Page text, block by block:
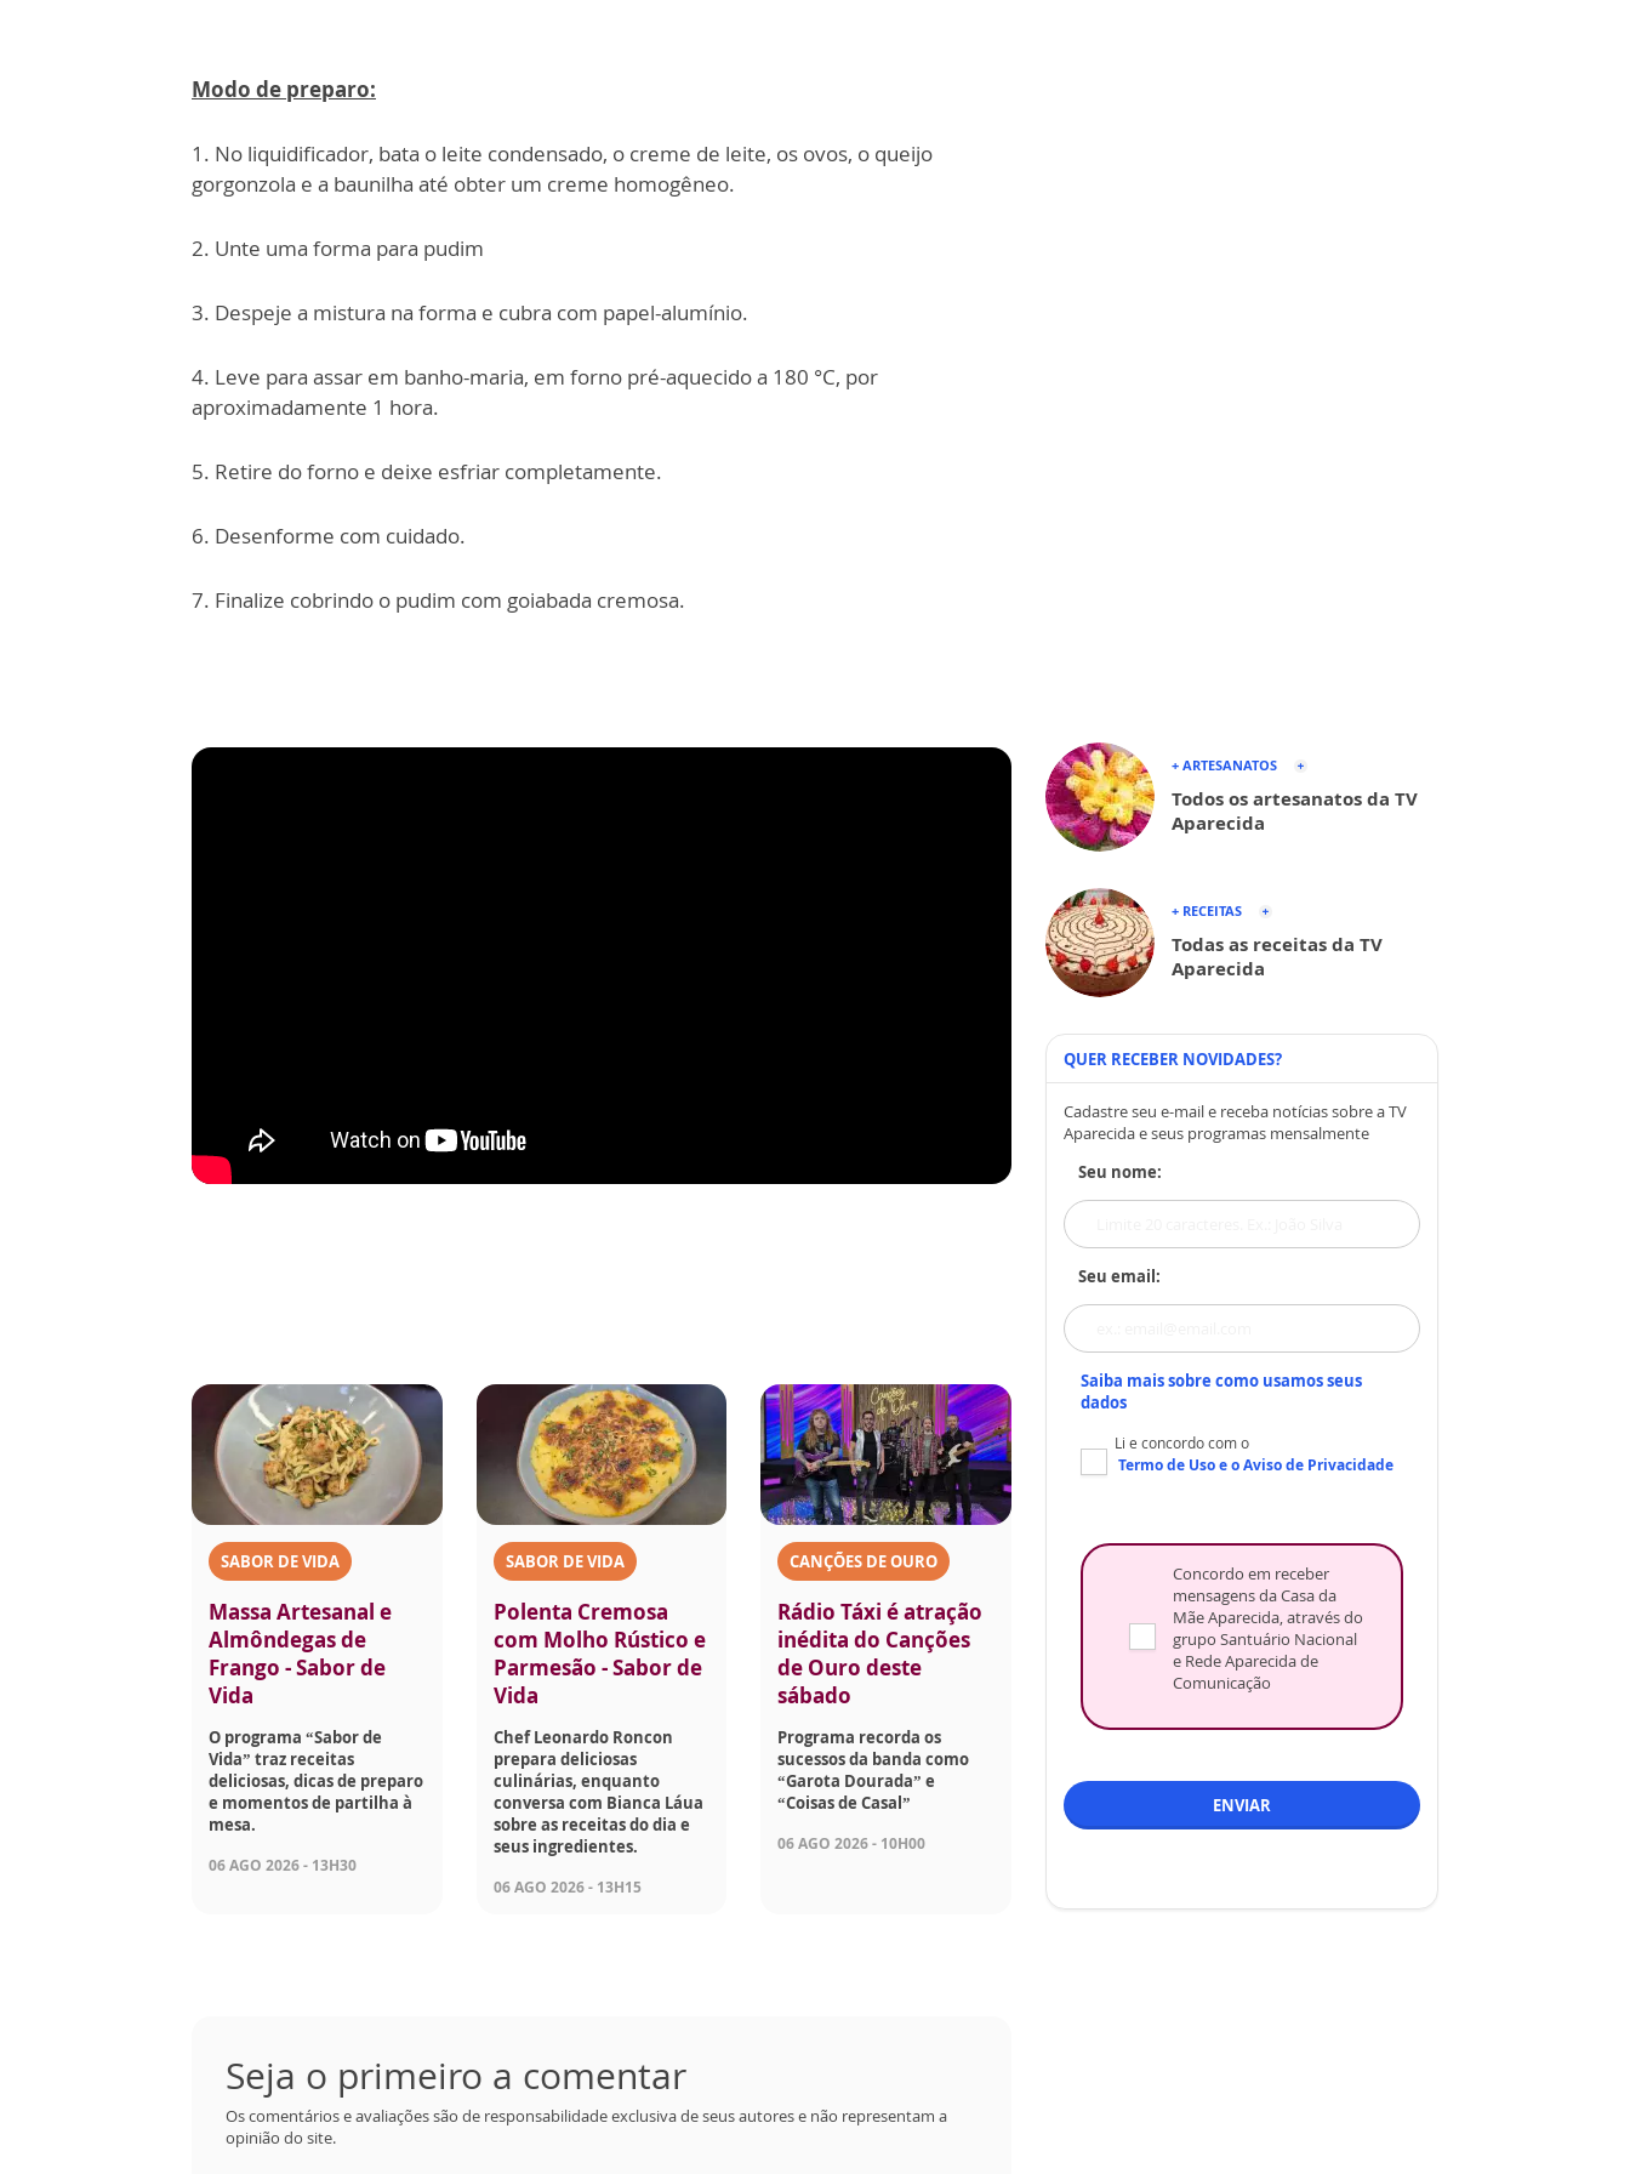
Modo de preparo:
1. No liquidificador, bata o leite condensado, o creme de leite, os ovos, o queijo
gorgonzola e a baunilha até obter um creme homogêneo.
2. Unte uma forma para pudim
3. Despeje a mistura na forma e cubra com papel-alumínio.
4. Leve para assar em banho-maria, em forno pré-aquecido a 180 °C, por
aproximadamente 1 hora.
5. Retire do forno e deixe esfriar completamente.
6. Desenforme com cuidado.
7. Finalize cobrindo o pudim com goiabada cremosa.
SABOR DE VIDA
Massa Artesanal e
Almôndegas de
Frango - Sabor de
Vida
O programa “Sabor de
Vida” traz receitas
deliciosas, dicas de preparo
e momentos de partilha à
mesa.
06 AGO 2026 - 13H30
SABOR DE VIDA
Polenta Cremosa
com Molho Rústico e
Parmesão - Sabor de
Vida
Chef Leonardo Roncon
prepara deliciosas
culinárias, enquanto
conversa com Bianca Láua
sobre as receitas do dia e
seus ingredientes.
06 AGO 2026 - 13H15
CANÇÕES DE OURO
Rádio Táxi é atração
inédita do Canções
de Ouro deste
sábado
Programa recorda os
sucessos da banda como
“Garota Dourada” e
“Coisas de Casal”
06 AGO 2026 - 10H00
Seja o primeiro a comentar
Os comentários e avaliações são de responsabilidade exclusiva de seus autores e não representam a
opinião do site.
+ ARTESANATOS
Todos os artesanatos da TV
Aparecida
+ RECEITAS
Todas as receitas da TV
Aparecida
QUER RECEBER NOVIDADES?
Cadastre seu e-mail e receba notícias sobre a TV
Aparecida e seus programas mensalmente
Seu nome:
Seu email:
Saiba mais sobre como usamos seus
dados
Li e concordo com o
Termo de Usoe oAviso de Privacidade
Concordo em receber
mensagens da Casa da
Mãe Aparecida, através do
grupo Santuário Nacional
e Rede Aparecida de
Comunicação
ENVIAR